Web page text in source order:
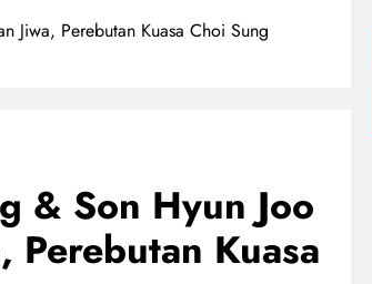
Jiwa, Perebutan Kuasa Choi Sung
& Son Hyun Joo
Perebutan Kuasa